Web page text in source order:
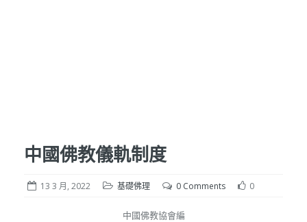
中國佛教儀軌制度
13 3 月, 2022 基礎佛理 0 Comments 0
中國佛教協會編